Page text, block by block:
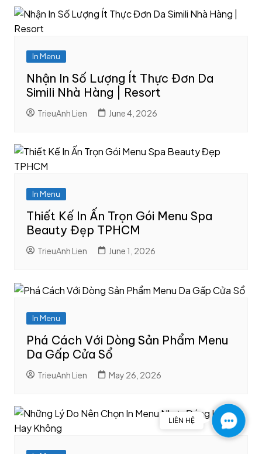
In Menu
Nhận In Số Lượng Ít Thực Đơn Da
Simili Nhà Hàng | Resort
TrieuAnh Lien June 4, 2026
In Menu
Thiết Kế In Ấn Trọn Gói Menu Spa
Beauty Đẹp TPHCM
TrieuAnh Lien June 1, 2026
In Menu
Phá Cách Với Dòng Sản Phẩm Menu
Da Gấp Cửa Sổ
TrieuAnh Lien May 26, 2026
C
o
LIÊN HỆ